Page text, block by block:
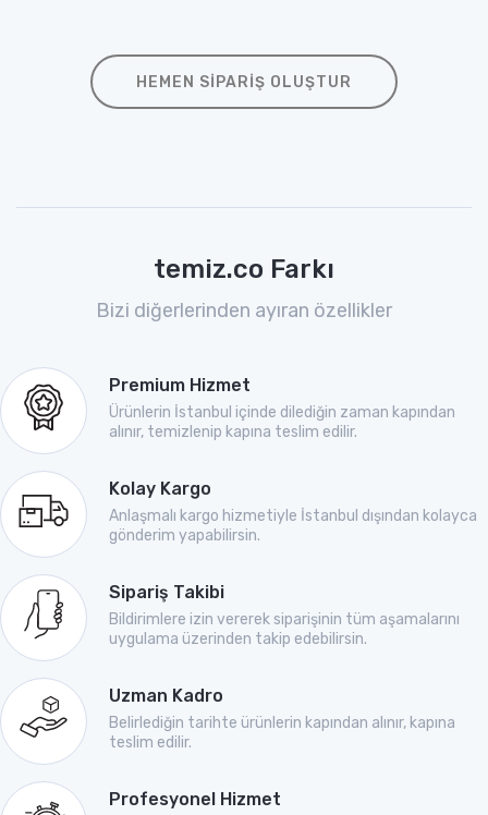
HEMEN SIPARIŞ OLUŞTUR
temiz.co Farkı
Bizi diğerlerinden ayıran özellikler
Premium Hizmet
Ürünlerin İstanbul içinde dilediğin zaman kapından
alınır, temizlenip kapına teslim edilir.
Kolay Kargo
Anlaşmalı kargo hizmetiyle İstanbul dışından kolayca
gönderim yapabilirsin.
Sipariş Takibi
Bildirimlere izin vererek siparişinin tüm aşamalarını
uygulama üzerinden takip edebilirsin.
Uzman Kadro
Belirlediğin tarihte ürünlerin kapından alınır, kapına
teslim edilir.
Profesyonel Hizmet